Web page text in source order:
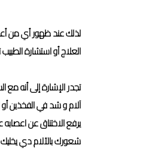
لذلك عند ظهور أي من
العلاج أو استشارة
تجدر الإشارة إلى أنه
آلام و شد في الفخذين أو
يرفع الاختناق عن
شعورك بالآلام دي